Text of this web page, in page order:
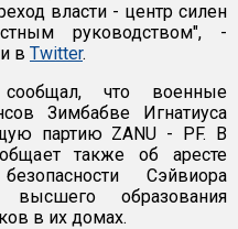
власти - центр силен
руководством", -
в Twitter.
что военные
Зимбабве Игнатиуса
партию ZANU - PF. В
также об аресте
Сэйвиора
образования
в их домах.